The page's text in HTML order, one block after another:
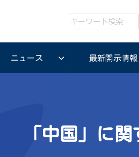
ニュース 最新開示情報
「中国」に